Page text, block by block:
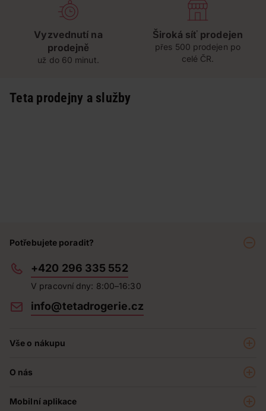
Vyzvednutí na
prodejně
už do 60 minut.
Široká síť prodejen
přes 500 prodejen po
celé ČR.
Teta prodejny a služby
Potřebujete poradit?
+420 296 335 552
V pracovní dny: 8:00–16:30
info@tetadrogerie.cz
Vše o nákupu
Prodejny
O nás
Mobilní aplikace